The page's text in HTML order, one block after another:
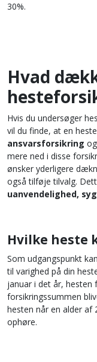
30%.
Hvad
Hvis du undersøger
vil du finde, at en
ansvarsforsikring
mere ned i disse
ønsker yderligere
også tilføje tilvalg.
uanvendelighed,
Hvilke heste
Som udgangspunkt
til varighed på din
januar i det år, hesten
forsikringssummen
hesten når en alder af
ophøre.